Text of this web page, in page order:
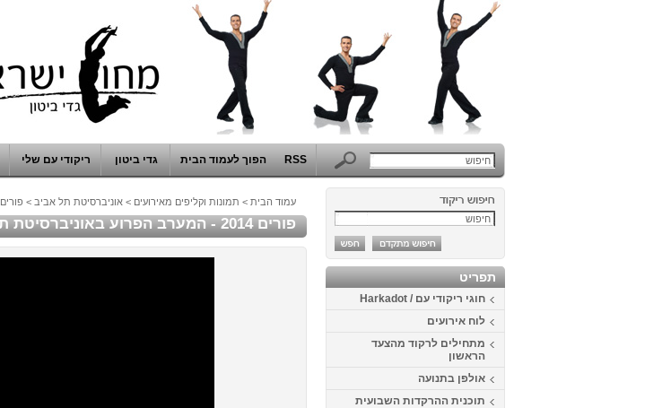
RSS הפוך לעמוד הבית גדי ביטון ריקודי עם שלי
תפריט
חוגי ריקודי עם / Harkadot
לוח אירועים
מתחילים לרקוד מהצעד
הראשון
אולפן בתנועה
תוכנית ההרקדות השבועית
עמוד הבית > תמונות וקליפים מאירועים > אוניברסיטת תל אביב > פורים 2014 - המערב הפרוע באוניברסיטת תל אביב
פורים 2014 - המערב הפרוע באוניברסיטת תל אביב